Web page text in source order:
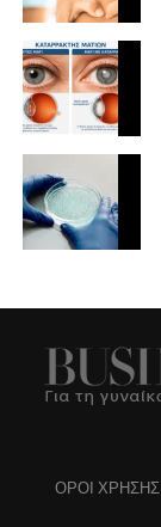
ΌΡΟΙ ΧΡΉΣΗΣ